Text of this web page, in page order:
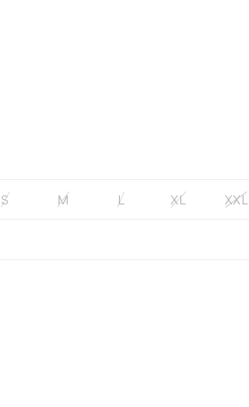
S M L XL XXL